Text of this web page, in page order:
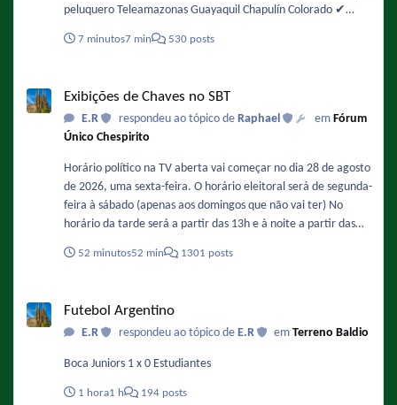
peluquero Teleamazonas Guayaquil Chapulín Colorado ✔️
mismo chapulines con agua, que aguas con los chapulines! El
7 minutos7 min 530 posts
Exibições de Chaves no SBT
E.R respondeu ao tópico de Raphael emFórum
Único Chespirito
Horário político na TV aberta vai começar no dia 28 de agosto
de 2026, uma sexta-feira. O horário eleitoral será de segunda-
feira à sábado (apenas aos domingos que não vai ter) No
horário da tarde será a partir das 13h e à noite a partir das
deverão ter a duração reduzida nesse período. Que isso não
político : DE SEGUNDA A SEXTA 8:30 Primeiro Impacto 13:00
Horário Eleitoral 13:25 Chaves (com 2 episódios) Entre 14:05 a
SBT Brasil 20:30 Horário Eleitoral 20:55 Novela mexicana
52 minutos52 min 1301 posts
Futebol Argentino
E.R respondeu ao tópico de E.R emTerreno Baldio
Boca Juniors 1 x 0 Estudiantes
1 hora1 h 194 posts